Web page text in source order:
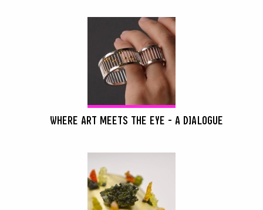
WHERE ART MEETS THE EYE - A DIALOGUE